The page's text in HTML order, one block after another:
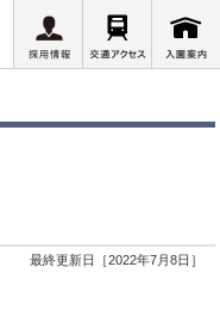
最終更新日［2022年7月8日］